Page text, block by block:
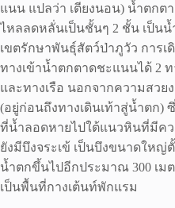
แนน แปลว่า เตียงนอน) น้ำตก
ไหลลดหลั่นเป็นชั้นๆ 2 ชั้น เป็น
เขตรักษาพันธุ์สัตว์ป่าภูวัว การเ
ทางเข้าน้ำตกตาดชะแนนได้ 2
และทางเรือ นอกจากความสว
(อยู่ก่อนถึงทางเดินเท้าสู่น้ำตก)
ที่น้ำลอดหายไปใต้แนวหินที่มีคว
ยังมีบึงจระเข้ เป็นบึงขนาดใหญ่
น้ำตกขึ้นไปอีกประมาณ 300 เม
เป็นพื้นที่กางเต้นท์พักแรม